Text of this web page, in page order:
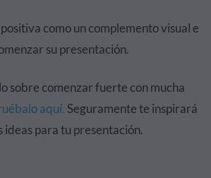
como un complemento visual e
su presentación.
sobre comenzar fuerte con mucha
aquí. Seguramente te inspirará
ideas para tu presentación.